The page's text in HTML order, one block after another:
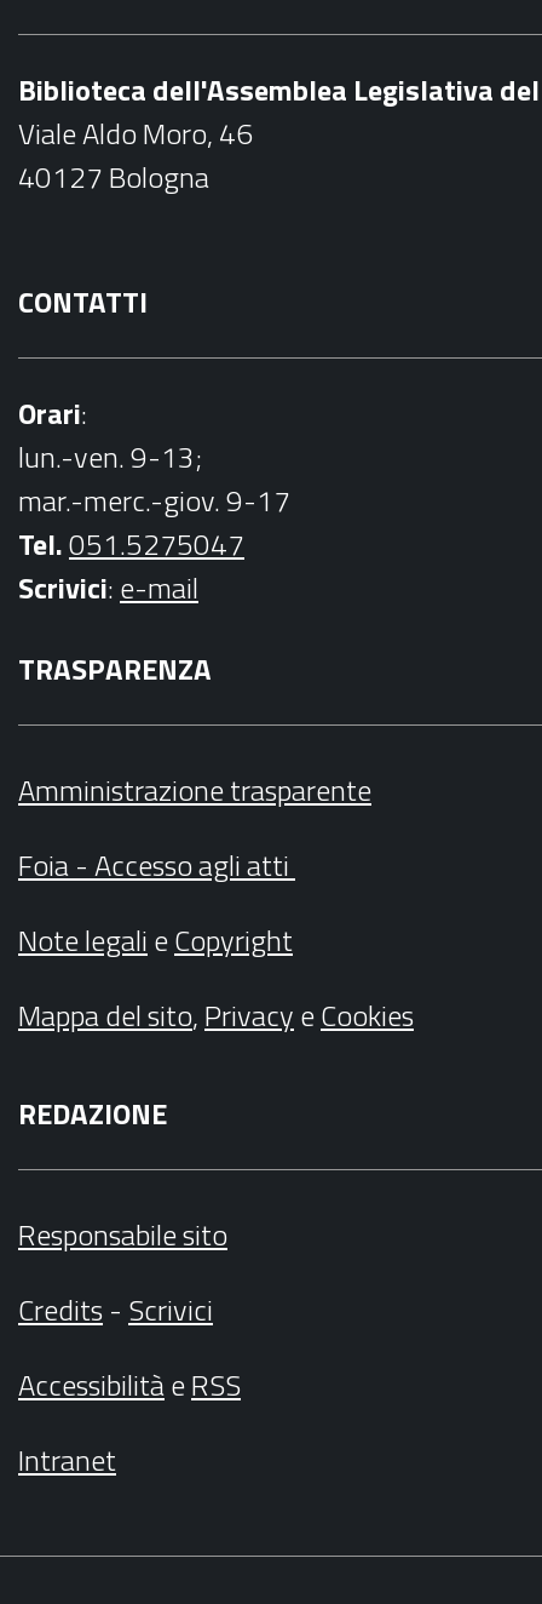
e
o
k
Biblioteca dell'Assemblea Legislativa
Viale Aldo Moro, 46
40127 Bologna
CONTATTI
Orari:
lun.-ven. 9-13;
mar.-merc.-giov. 9-17
Tel.051.5275047
Scrivici:e-mail
TRASPARENZA
Amministrazione trasparente
Foia - Accesso agli atti
Note legalieCopyright
Mappa del sito,PrivacyeCookies
REDAZIONE
Responsabile sito
Credits- Scrivici
AccessibilitàeRSS
Intranet